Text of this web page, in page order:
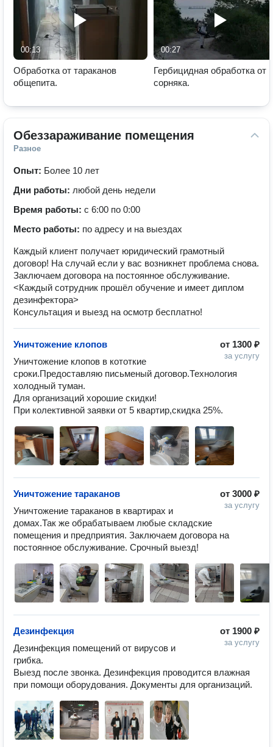
00:13
Обработка от тараканов
общепита.
00:27
Гербицидная обработка от
сорняка.
Обеззараживание помещения
Разное
Опыт: Более 10 лет
Дни работы: любой день недели
Время работы: с 6:00 по 0:00
Место работы: по адресу и на выездах
Каждый клиент получает юридический грамотный
договор! На случай если у вас возникнет проблема снова.
Заключаем договора на постоянное обслуживание.
<Каждый сотрудник прошёл обучение и имеет диплом
дезинфектора>
Консультация и выезд на осмотр бесплатно!
от 1300 ₽
за услугу
Уничтожение клопов
Уничтожение клопов в кототкие
сроки.Предоставляю письменый договор.Технология
холодный туман.
Для организаций хорошие скидки!
При колективной заявки от 5 квартир,скидка 25%.
от 3000 ₽
за услугу
Уничтожение тараканов
Уничтожение тараканов в квартирах и
домах.Так же обрабатываем любые складские
помещения и предприятия. Заключаем договора на
постоянное обслуживание. Срочный выезд!
от 1900 ₽
за услугу
Дезинфекция
Дезинфекция помещений от вирусов и
грибка.
Выезд после звонка. Дезинфекция проводится влажная
при помощи оборудования. Документы для организаций.